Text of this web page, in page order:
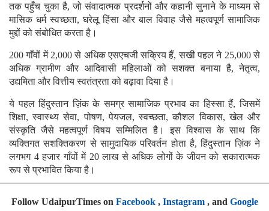
तक पहुँच चुका है, जो संवादात्मक प्रदर्शनों और कहानी सुनाने के माध्यम से
मासिक धर्म स्वच्छता, घरेलू हिंसा और बाल विवाह जैसे महत्वपूर्ण सामाजिक
मुद्दों को संबोधित करता है।
200 गाँवों में 2,000 से अधिक एसएचजी सक्रिय हैं, सखी पहल ने 25,000 से
अधिक ग्रामीण और आदिवासी महिलाओं को सशक्त बनाया है, नेतृत्व,
उद्यमिता और वित्तीय स्वतंत्रता को बढ़ावा दिया है।
ये पहल हिंदुस्तान ज़िंक के समग्र सामाजिक प्रभाव का हिस्सा हैं, जिसमें
शिक्षा, स्वास्थ्य सेवा, पोषण, पेयजल, स्वच्छता, कौशल विकास, खेल और
संस्कृति जैसे महत्वपूर्ण विषय सम्मिलित है। इस विश्वास के साथ कि
व्यक्तिगत सशक्तिकरण से सामुदायिक परिवर्तन होता है, हिंदुस्तान ज़िंक ने
लगभग 4 हजार गाँवों में 20 लाख से अधिक लोगों के जीवन को सकारात्मक
रूप से प्रभावित किया है।
Follow UdaipurTimes on Facebook, Instagram, and Google